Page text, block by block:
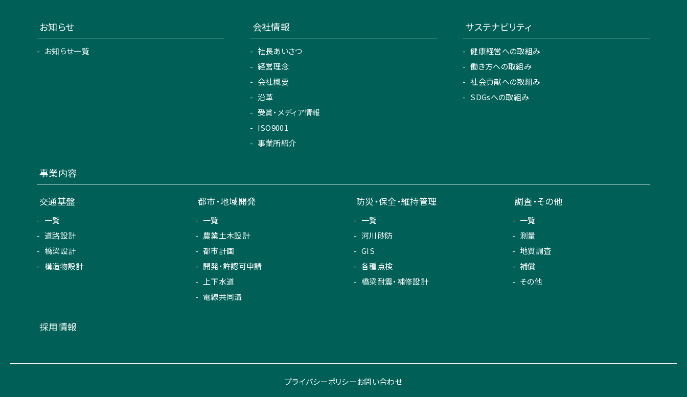
お知らせ
お知らせ一覧
会社情報
社長あいさつ
経営理念
会社概要
沿革
受賞・メディア情報
ISO9001
事業所紹介
サステナビリティ
健康経営への取組み
働き方への取組み
社会貢献への取組み
SDGsへの取組み
事業内容
交通基盤
一覧
道路設計
橋梁設計
構造物設計
都市・地域開発
一覧
農業土木設計
都市計画
開発・許認可申請
上下水道
電線共同溝
防災・保全・維持管理
一覧
河川砂防
GIS
各種点検
橋梁耐震・補修設計
調査・その他
一覧
測量
地質調査
補償
その他
採用情報
プライバシーポリシーお問い合わせ